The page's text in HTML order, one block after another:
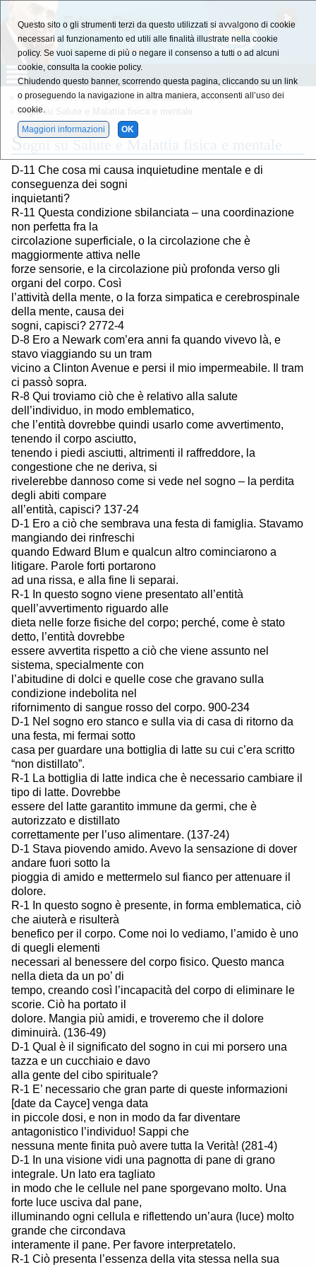
Interpretazione dei Sogni »Interpretazione dei sogni
» Sogni su Salute e Malattia fisica e mentale
Sogni su Salute e Malattia fisica e mentale
D-11 Che cosa mi causa inquietudine mentale e di
conseguenza dei sogni
inquietanti?
R-11 Questa condizione sbilanciata – una coordinazione
non perfetta fra la
circolazione superficiale, o la circolazione che è
maggiormente attiva nelle
forze sensorie, e la circolazione più profonda verso gli
organi del corpo. Così
l’attività della mente, o la forza simpatica e cerebrospinale
della mente, causa dei
sogni, capisci? 2772-4
D-8 Ero a Newark com’era anni fa quando vivevo là, e
stavo viaggiando su un tram
vicino a Clinton Avenue e persi il mio impermeabile. Il tram
ci passò sopra.
R-8 Qui troviamo ciò che è relativo alla salute
dell’individuo, in modo emblematico,
che l’entità dovrebbe quindi usarlo come avvertimento,
tenendo il corpo asciutto,
tenendo i piedi asciutti, altrimenti il raffreddore, la
congestione che ne deriva, si
rivelerebbe dannoso come si vede nel sogno – la perdita
degli abiti compare
all’entità, capisci? 137-24
D-1 Ero a ciò che sembrava una festa di famiglia. Stavamo
mangiando dei rinfreschi
quando Edward Blum e qualcun altro cominciarono a
litigare. Parole forti portarono
ad una rissa, e alla fine li separai.
R-1 In questo sogno viene presentato all’entità
quell’avvertimento riguardo alle
dieta nelle forze fisiche del corpo; perché, come è stato
detto, l’entità dovrebbe
essere avvertita rispetto a ciò che viene assunto nel
sistema, specialmente con
l’abitudine di dolci e quelle cose che gravano sulla
condizione indebolita nel
rifornimento di sangue rosso del corpo. 900-234
D-1 Nel sogno ero stanco e sulla via di casa di ritorno da
una festa, mi fermai sotto
casa per guardare una bottiglia di latte su cui c’era scritto
“non distillato”.
R-1 La bottiglia di latte indica che è necessario cambiare il
tipo di latte. Dovrebbe
essere del latte garantito immune da germi, che è
autorizzato e distillato
correttamente per l’uso alimentare. (137-24)
D-1 Stava piovendo amido. Avevo la sensazione di dover
andare fuori sotto la
pioggia di amido e mettermelo sul fianco per attenuare il
dolore.
R-1 In questo sogno è presente, in forma emblematica, ciò
che aiuterà e risulterà
benefico per il corpo. Come noi lo vediamo, l’amido è uno
di quegli elementi
necessari al benessere del corpo fisico. Questo manca
nella dieta da un po’ di
tempo, creando così l’incapacità del corpo di eliminare le
scorie. Ciò ha portato il
dolore. Mangia più amidi, e troveremo che il dolore
diminuirà. (136-49)
D-1 Qual è il significato del sogno in cui mi porsero una
tazza e un cucchiaio e davo
alla gente del cibo spirituale?
R-1 E’ necessario che gran parte di queste informazioni
[date da Cayce] venga data
in piccole dosi, e non in modo da far diventare
antagonistico l’individuo! Sappi che
nessuna mente finita può avere tutta la Verità! (281-4)
D-1 In una visione vidi una pagnotta di pane di grano
integrale. Un lato era tagliato
in modo che le cellule nel pane sporgevano molto. Una
forte luce usciva dal pane,
illuminando ogni cellula e riflettendo un’aura (luce) molto
grande che circondava
interamente il pane. Per favore interpretatelo.
R-1 Ciò presenta l’essenza della vita stessa nella sua
Questo sito o gli strumenti terzi da questo utilizzati si avvalgono di cookie
necessari al funzionamento ed utili alle finalità illustrate nella cookie
policy. Se vuoi saperne di più o negare il consenso a tutti o ad alcuni
cookie, consulta la cookie policy.
Chiudendo questo banner, scorrendo questa pagina, cliccando su un link
o proseguendo la navigazione in altra maniera, acconsenti all’uso dei
cookie.
Maggiori informazioni
OK